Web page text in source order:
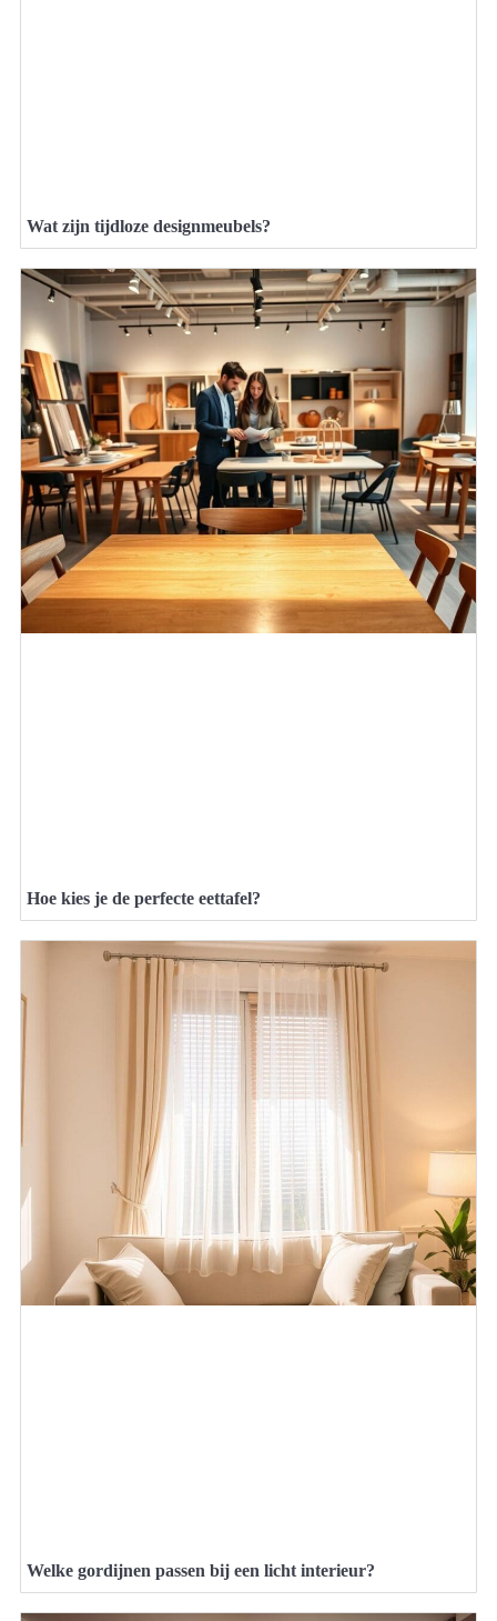
Wat zijn tijdloze designmeubels?
Hoe kies je de perfecte eettafel?
Welke gordijnen passen bij een licht interieur?